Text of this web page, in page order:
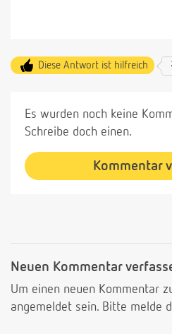
Diese Antwort ist hilfreich
Es wurden noch keine
Schreibe doch einen.
Kommentar
Neuen Kommentar
Um einen neuen Kommentar
angemeldet sein. Bitte melde